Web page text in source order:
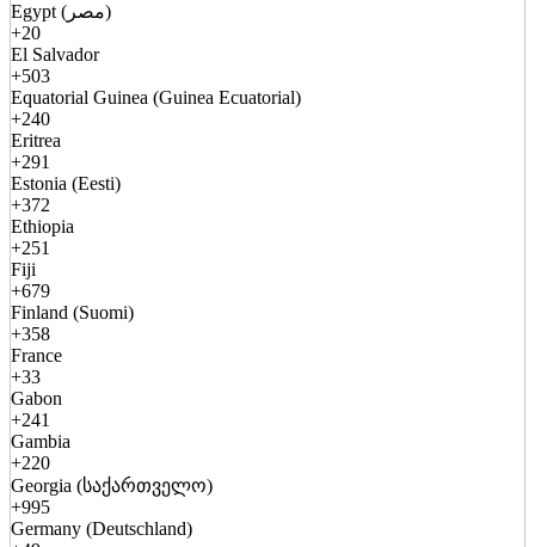
Egypt (مصر)
+20
El Salvador
+503
Equatorial Guinea (Guinea Ecuatorial)
+240
Eritrea
+291
Estonia (Eesti)
+372
Ethiopia
+251
Fiji
+679
Finland (Suomi)
+358
France
+33
Gabon
+241
Gambia
+220
Georgia (საქართველო)
+995
Germany (Deutschland)